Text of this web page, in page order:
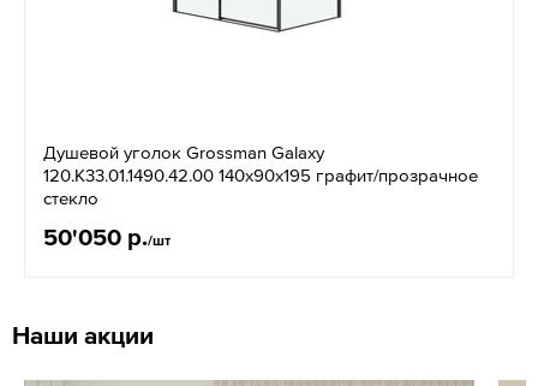
Душевой уголок Grossman Galaxy
120.K33.01.1490.42.00 140x90x195 графит/прозрачное
стекло
50'050 р./шт
Наши акции